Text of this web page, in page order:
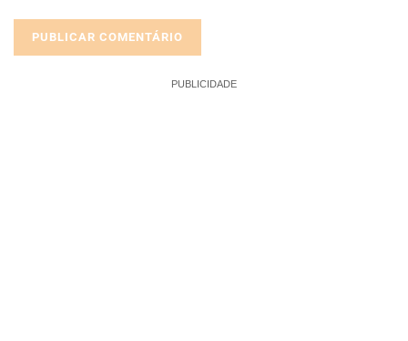
PUBLICIDADE